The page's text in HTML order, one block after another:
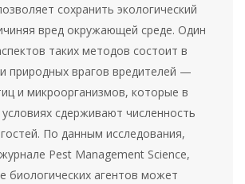
сохранить экологический
вред окружающей среде. Один
таких методов состоит в
природных врагов вредителей —
и микроорганизмов, которые в
сдерживают численность
По данным исследования,
Pest Management Science,
биологических агентов может